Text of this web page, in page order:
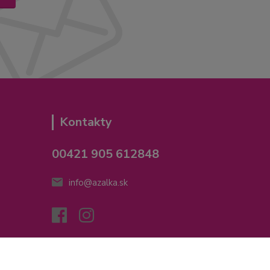
Kontakty
00421 905 612848
info@azalka.sk